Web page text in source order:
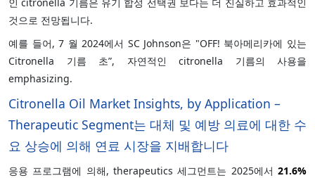
것으로 전망됩니다.
예를 들어, 7 월 2024에서 SC Johnson은 "OFF! 북아메리카에 있는
Citronella 기름 초”, 자연적인 citronella 기름의 사용을
emphasizing.
Citronella Oil Market Insights, by Application –
Therapeutic Segment는 대체 및 예방 의료에 대한 수
요 상승에 의해 연료 시장을 지배합니다
응용 프로그램에 의해, therapeutics 세그먼트는 2025에서 21.6%